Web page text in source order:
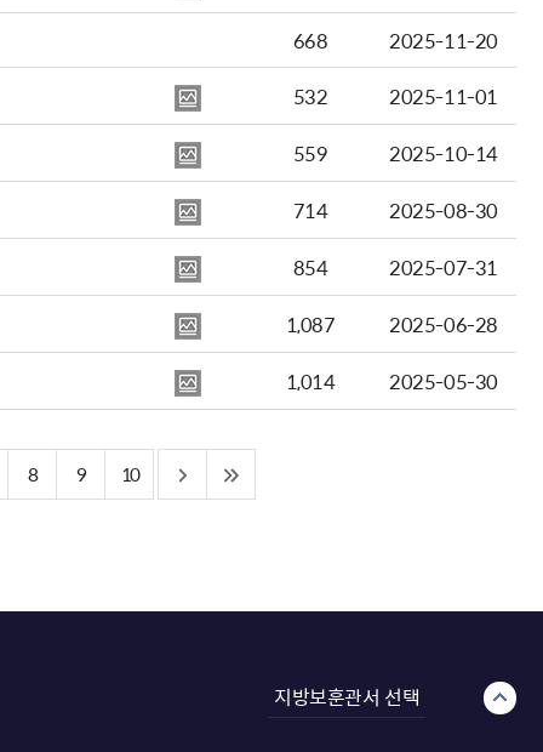
668
2025-11-20
532
2025-11-01
559
2025-10-14
714
2025-08-30
854
2025-07-31
1,087
2025-06-28
1,014
2025-05-30
8 9 10
지방보훈관서 선택